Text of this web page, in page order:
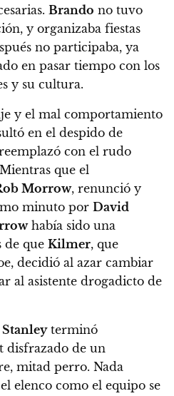
Brando no tuvo
y organizaba fiestas
no participaba, ya
en pasar tiempo con los
y su cultura.
y el mal comportamiento
en el despido de
con el rudo
que el
Morrow, renunció y
minuto por David
había sido una
de que Kilmer, que
decidió al azar cambiar
al asistente drogadicto de
Stanleyterminó
disfrazado de un
mitad perro. Nada
elenco como el equipo se